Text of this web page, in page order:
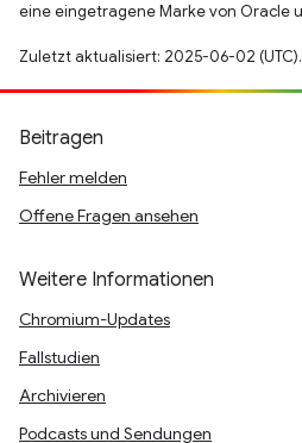
eine eingetragene Marke von Oracle
Zuletzt aktualisiert: 2025-06-02 (UTC).
Beitragen
Fehler melden
Offene Fragen ansehen
Weitere Informationen
Chromium-Updates
Fallstudien
Archivieren
Podcasts und Sendungen